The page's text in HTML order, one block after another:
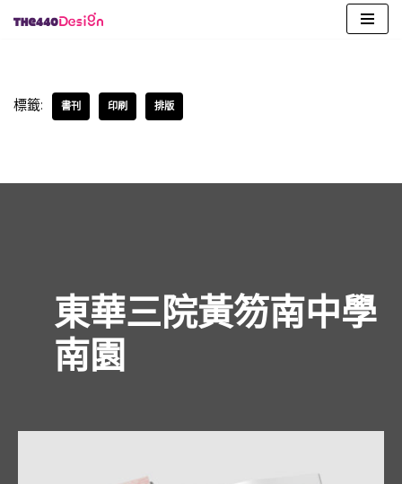
content
標籤: 書刊 印刷 排版
東華三院黃笏南中學
南園